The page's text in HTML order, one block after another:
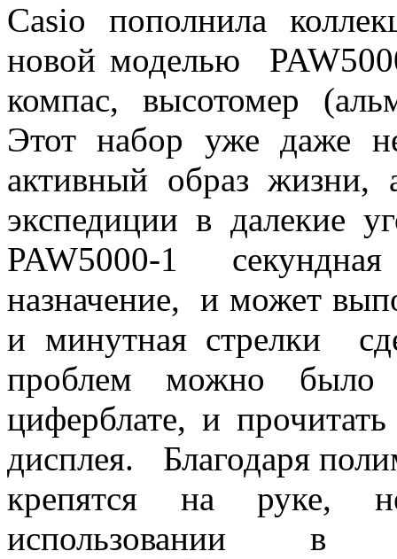
Casio пополнила
новой моделью
компас, высотомер
Этот набор уже даже
активный образ
экспедиции в далекие
PAW5000-1
назначение, и может
и минутная стрелки
проблем можно было
циферблате, и
дисплея. Благодаря
крепятся на руке,
использовании в